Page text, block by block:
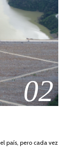
02
país, pero cada vez